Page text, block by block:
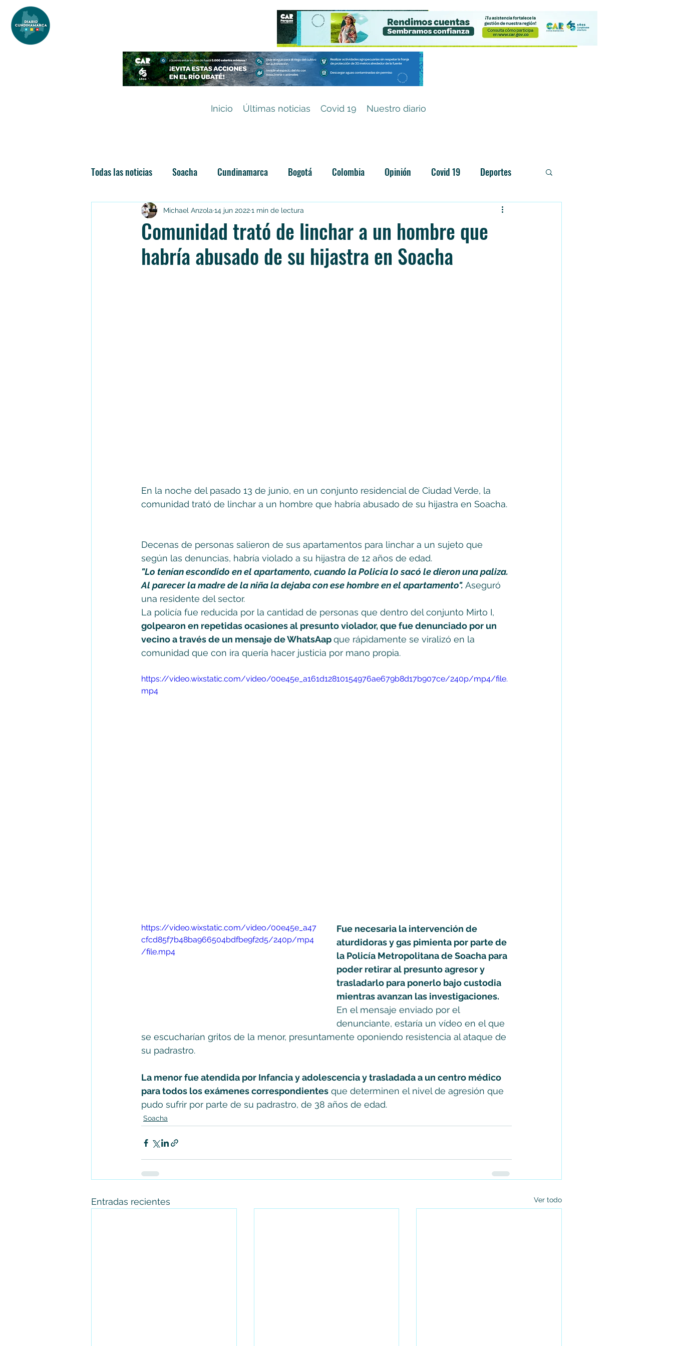
Inicio Últimas noticias Covid 19 Nuestro diario
Todas las noticias Soacha Cundinamarca Bogotá Colombia Opinión Covid 19 Deportes
Las nuevas soachunidades Categoría sin título
Comunidad trató de linchar a un hombre que
habría abusado de su hijastra en Soacha
Michael Anzola 14 jun 20221 min de lectura
En la noche del pasado 13 de junio, en un conjunto residencial de Ciudad Verde, la
comunidad trató de linchar a un hombre que habría abusado de su hijastra en Soacha.
Decenas de personas salieron de sus apartamentos para linchar a un sujeto que
según las denuncias, habría violado a su hijastra de 12 años de edad.
"Lo tenían escondido en el apartamento, cuando la Policía lo sacó le dieron una paliza.
Al parecer la madre de la niña la dejaba con ese hombre en el apartamento". Aseguró
una residente del sector.
La policía fue reducida por la cantidad de personas que dentro del conjunto Mirto I,
golpearon en repetidas ocasiones al presunto violador, que fue denunciado por un
vecino a través de un mensaje de WhatsAap que rápidamente se viralizó en la
comunidad que con ira quería hacer justicia por mano propia.
https://video.wixstatic.com/video/00e45e_a161d12810154976ae679b8d17b907ce/240p/mp4/file.
mp4
https://video.wixstatic.com/video/00e45e_a47
cfcd85f7b48ba966504bdfbe9f2d5/240p/mp4
/file.mp4
Fue necesaria la intervención de
aturdidoras y gas pimienta por parte de
la Policía Metropolitana de Soacha para
poder retirar al presunto agresor y
trasladarlo para ponerlo bajo custodia
mientras avanzan las investigaciones.
En el mensaje enviado por el
denunciante, estaría un vídeo en el que
se escucharían gritos de la menor, presuntamente oponiendo resistencia al ataque de
su padrastro.
La menor fue atendida por Infancia y adolescencia y trasladada a un centro médico
para todos los exámenes correspondientes que determinen el nivel de agresión que
pudo sufrir por parte de su padrastro, de 38 años de edad.
Soacha
Entradas recientes Ver todo